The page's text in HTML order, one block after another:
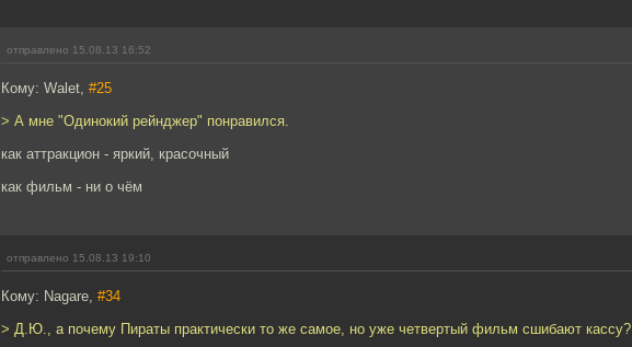
отправлено 15.08.13 16:52
Кому: Walet, #25
> А мне "Одинокий рейнджер" понравился.
как аттракцион - яркий, красочный
как фильм - ни о чём
отправлено 15.08.13 19:10
Кому: Nagare, #34
> Д.Ю., а почему Пираты практически то же самое, но уже четвертый фильм сшибают кассу?